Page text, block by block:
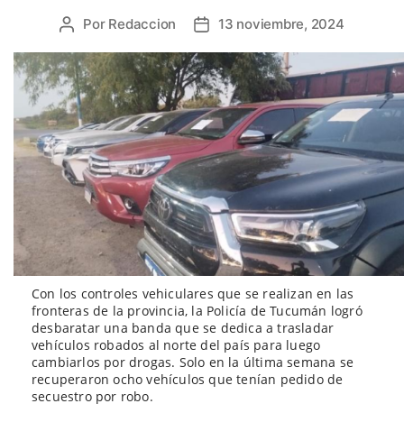
Autor
la
entrada
Por Redaccion
Fecha
la
entrada
13 noviembre, 2024
Con los controles vehiculares que se realizan en las
fronteras de la provincia, la Policía de Tucumán logró
desbaratar una banda que se dedica a trasladar
vehículos robados al norte del país para luego
cambiarlos por drogas. Solo en la última semana se
recuperaron ocho vehículos que tenían pedido de
secuestro por robo.